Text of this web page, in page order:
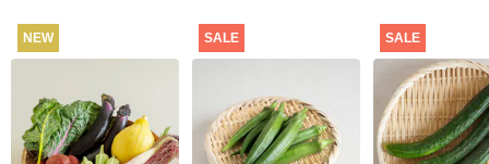
NEW
菜セット
2,980円
SALE
100g
291円
SALE
【特別価格】
り 300g